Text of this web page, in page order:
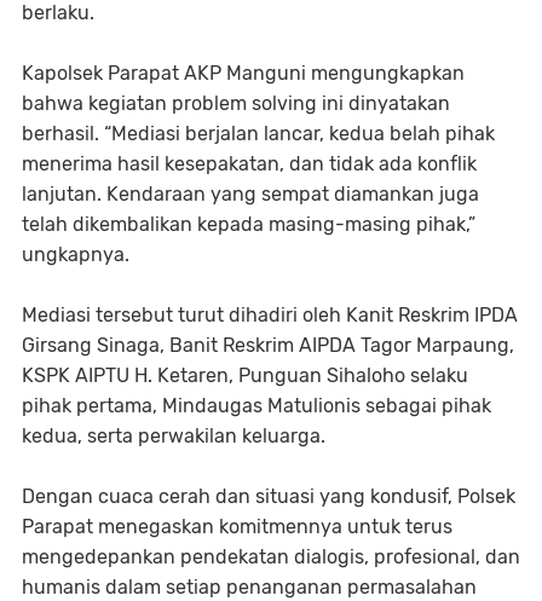
berlaku.
Kapolsek Parapat AKP Manguni mengungkapkan
bahwa kegiatan problem solving ini dinyatakan
berhasil. “Mediasi berjalan lancar, kedua belah pihak
menerima hasil kesepakatan, dan tidak ada konflik
lanjutan. Kendaraan yang sempat diamankan juga
telah dikembalikan kepada masing-masing pihak,”
ungkapnya.
Mediasi tersebut turut dihadiri oleh Kanit Reskrim IPDA
Girsang Sinaga, Banit Reskrim AIPDA Tagor Marpaung,
KSPK AIPTU H. Ketaren, Punguan Sihaloho selaku
pihak pertama, Mindaugas Matulionis sebagai pihak
kedua, serta perwakilan keluarga.
Dengan cuaca cerah dan situasi yang kondusif, Polsek
Parapat menegaskan komitmennya untuk terus
mengedepankan pendekatan dialogis, profesional, dan
humanis dalam setiap penanganan permasalahan